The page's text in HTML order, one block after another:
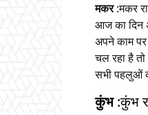
मकर:मकर
आज का दिन
अपने काम पर
चल रहा है
सभी पहलुओं
कुंभ:कुंभ